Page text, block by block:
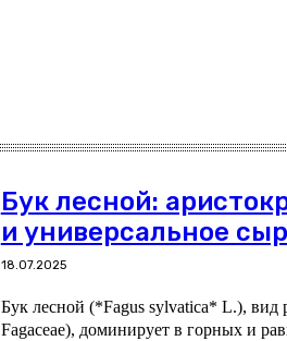
Бук лесной:
и универсальное
18.07.2025
Бук лесной (*Fagus sylvatica* L.), вид
Fagaceae), доминирует в горных и